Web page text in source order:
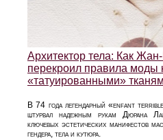
Архитектор тела: Как
перекроил правила моды
«татуированными»
В 74 года легендарный «enfant
штурвал надежным рукам Дюрана
ключевых эстетических манифестов
гендера, тела и кутюра.